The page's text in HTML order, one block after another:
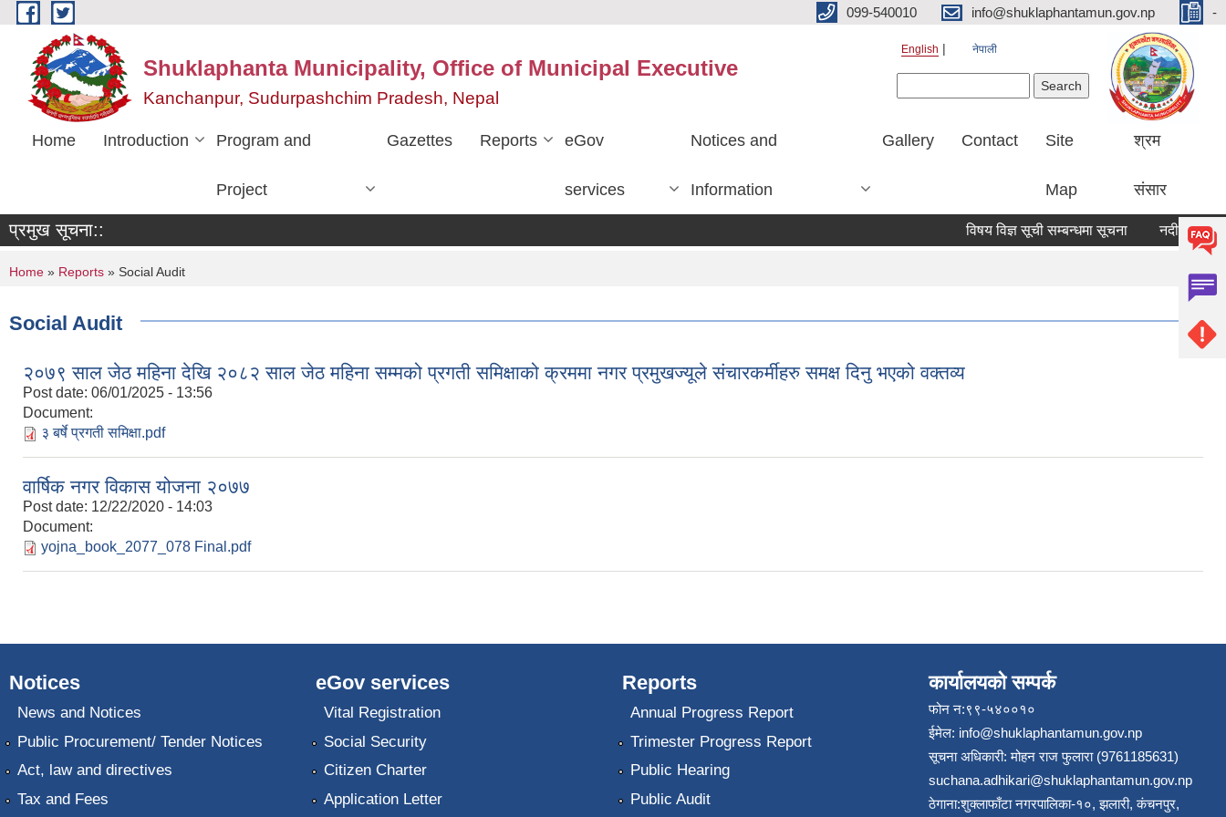
Skip to main content 099-540010 info@shuklaphantamun.gov.np -
Shuklaphanta Municipality, Office of Municipal Executive
Kanchanpur, Sudurpashchim Pradesh, Nepal
English नेपाली
Home Introduction Program and
Project
Gazettes Reports eGov
services
Notices and
Information
Gallery Contact Site
Map
श्रम
संसार
प्रमुख सूचना:: विषय विज्ञ सूची सम्बन्धमा सूचना नदीजन्य
You are here
Home » Reports » Social Audit
Social Audit
२०७९ साल जेठ महिना देखि २०८२ साल जेठ महिना सम्मको प्रगती समिक्षाको क्रममा नगर प्रमुखज्यूले संचारकर्मीहरु समक्ष दिनु भएको वक्तव्य
Post date: 06/01/2025 - 13:56
Document:
३ बर्षे प्रगती समिक्षा.pdf
वार्षिक नगर विकास योजना २०७७
Post date: 12/22/2020 - 14:03
Document:
yojna_book_2077_078 Final.pdf
Notices
News and Notices
Public Procurement/ Tender Notices
Act, law and directives
Tax and Fees
eGov services
Vital Registration
Social Security
Citizen Charter
Application Letter
Reports
Annual Progress Report
Trimester Progress Report
Public Hearing
Public Audit
कार्यालयको सम्पर्क
फोन न:९९-५४००१०
ईमेल: info@shuklaphantamun.gov.np
सूचना अधिकारी: मोहन राज फुलारा (9761185631)
suchana.adhikari@shuklaphantamun.gov.np
ठेगाना:शुक्लाफाँटा नगरपालिका-१०, झलारी, कंचनपुर,